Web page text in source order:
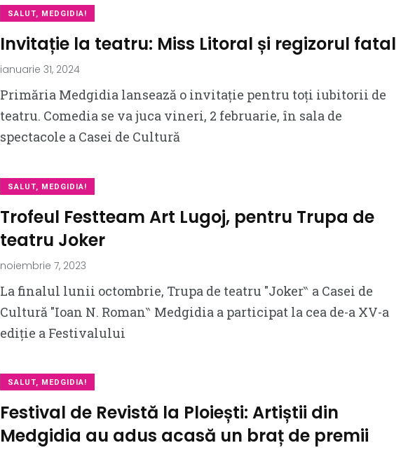
SALUT, MEDGIDIA!
Invitație la teatru: Miss Litoral și regizorul fatal
ianuarie 31, 2024
Primăria Medgidia lansează o invitație pentru toți iubitorii de
teatru. Comedia se va juca vineri, 2 februarie, în sala de
spectacole a Casei de Cultură
SALUT, MEDGIDIA!
Trofeul Festteam Art Lugoj, pentru Trupa de
teatru Joker
noiembrie 7, 2023
La finalul lunii octombrie, Trupa de teatru ″Joker‶ a Casei de
Cultură ″Ioan N. Roman‶ Medgidia a participat la cea de-a XV-a
ediție a Festivalului
SALUT, MEDGIDIA!
Festival de Revistă la Ploiești: Artiștii din
Medgidia au adus acasă un braț de premii